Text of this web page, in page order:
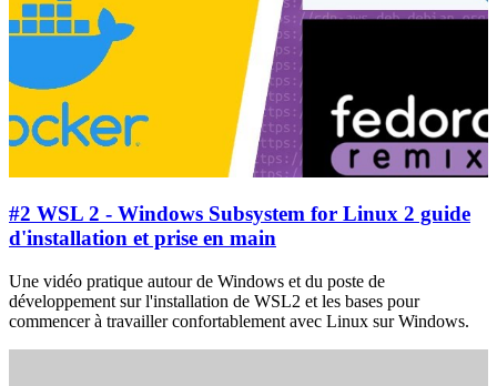
#2 WSL 2 - Windows Subsystem for Linux 2 guide
d'installation et prise en main
Une vidéo pratique autour de Windows et du poste de
développement sur l'installation de WSL2 et les bases pour
commencer à travailler confortablement avec Linux sur Windows.